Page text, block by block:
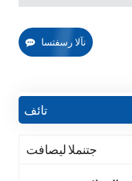
نآلا رسفتسا
تائف
جتنملا ليصافت